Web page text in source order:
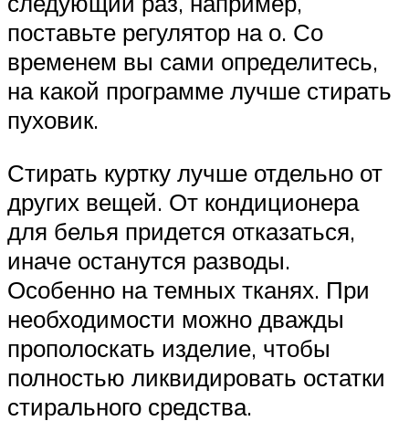
поставьте регулятор на о. Со
временем вы сами определитесь,
на какой программе лучше стирать
пуховик.
Стирать куртку лучше отдельно от
других вещей. От кондиционера
для белья придется отказаться,
иначе останутся разводы.
Особенно на темных тканях. При
необходимости можно дважды
прополоскать изделие, чтобы
полностью ликвидировать остатки
стирального средства.